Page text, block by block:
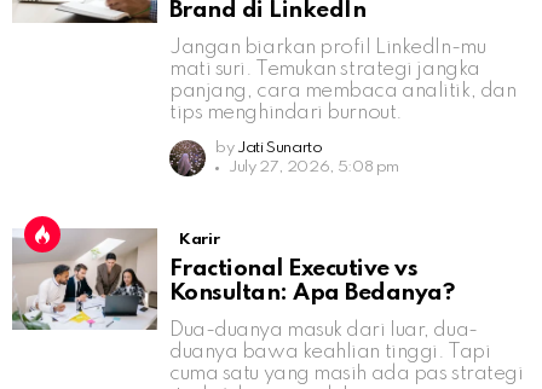
Brand di LinkedIn
Jangan biarkan profil LinkedIn-mu
mati suri. Temukan strategi jangka
panjang, cara membaca analitik, dan
tips menghindari burnout.
by Jati Sunarto
July 27, 2026, 5:08 pm
Karir
Fractional Executive vs
Konsultan: Apa Bedanya?
Dua-duanya masuk dari luar, dua-
duanya bawa keahlian tinggi. Tapi
cuma satu yang masih ada pas strategi